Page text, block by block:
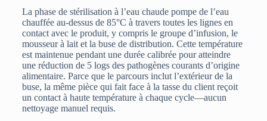
La phase de stérilisation à l’eau chaude pompe de l’eau
chauffée au-dessus de 85°C à travers toutes les lignes en
contact avec le produit, y compris le groupe d’infusion, le
mousseur à lait et la buse de distribution. Cette température
est maintenue pendant une durée calibrée pour atteindre
une réduction de 5 logs des pathogènes courants d’origine
alimentaire. Parce que le parcours inclut l’extérieur de la
buse, la même pièce qui fait face à la tasse du client reçoit
un contact à haute température à chaque cycle—aucun
nettoyage manuel requis.